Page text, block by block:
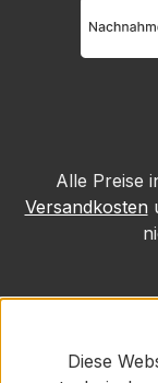
Alle Preise
Versandkosten
Diese